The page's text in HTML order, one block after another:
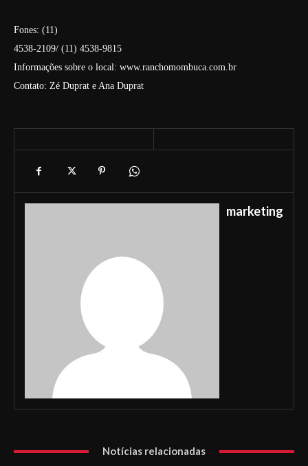
Fones: (11)
4538-2109/ (11) 4538-9815
Informações sobre o local: www.ranchomombuca.com.br
Contato: Zé Duprat e Ana Duprat
marketing
Notícias relacionadas